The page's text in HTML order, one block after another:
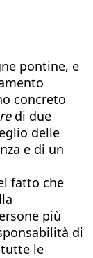
pontine, e
concreto
di due
delle
e di un
fatto che
più
di
le